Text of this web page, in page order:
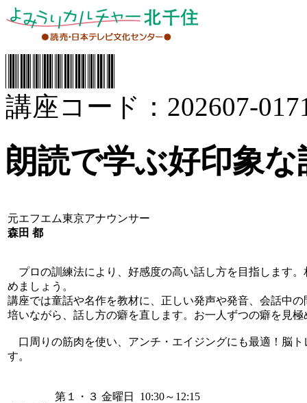
講座コード：202607-
朗読で学ぶ好印象な
元エフエム東京アナウンサー
森田 都
プロの訓練法により、好感度の高い話し方を目指します
めましょう。
講座では童話や名作を教材に、正しい発声や発音、会話中
培いながら、話し方の癖を直します。お一人ずつの癖を見
口周りの筋肉を使い、アンチ・エイジングにも最適！脳
す。
第１・３ 金曜日 10:30～12:15